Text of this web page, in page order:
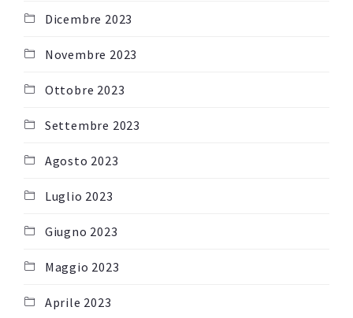
Dicembre 2023
Novembre 2023
Ottobre 2023
Settembre 2023
Agosto 2023
Luglio 2023
Giugno 2023
Maggio 2023
Aprile 2023